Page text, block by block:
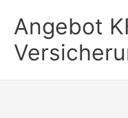
Inhalt
springen
Angebot